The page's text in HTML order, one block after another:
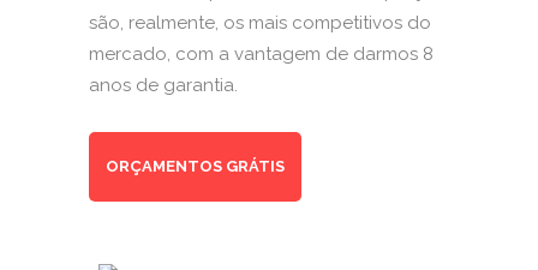
são, realmente, os mais competitivos do
mercado, com a vantagem de darmos 8
anos de garantia.
ORÇAMENTOS GRÁTIS